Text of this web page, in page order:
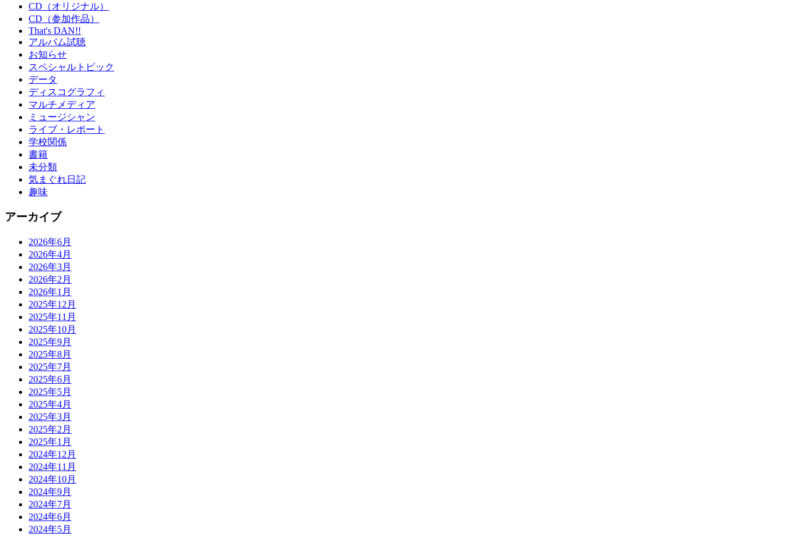
CD（オリジナル）
CD（参加作品）
That's DAN!!
アルバム試聴
お知らせ
スペシャルトピック
データ
ディスコグラフィ
マルチメディア
ミュージシャン
ライブ・レポート
学校関係
書籍
未分類
気まぐれ日記
趣味
アーカイブ
2026年6月
2026年4月
2026年3月
2026年2月
2026年1月
2025年12月
2025年11月
2025年10月
2025年9月
2025年8月
2025年7月
2025年6月
2025年5月
2025年4月
2025年3月
2025年2月
2025年1月
2024年12月
2024年11月
2024年10月
2024年9月
2024年7月
2024年6月
2024年5月